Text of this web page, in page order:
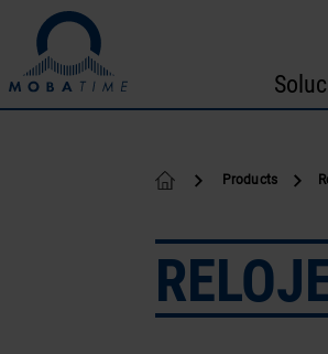
Ir al contenido
Products